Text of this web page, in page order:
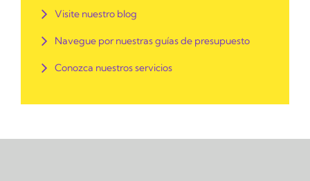
Visite nuestro blog
Navegue por nuestras guías de presupuesto
Conozca nuestros servicios